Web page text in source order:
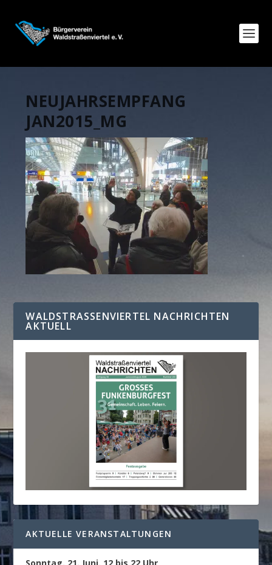
NEUJAHRSEMPFANG
JAN2015_MG
WALDSTRASSENVIERTEL NACHRICHTEN A
KTUELL
AKTUELLE VERANSTALTUNGEN